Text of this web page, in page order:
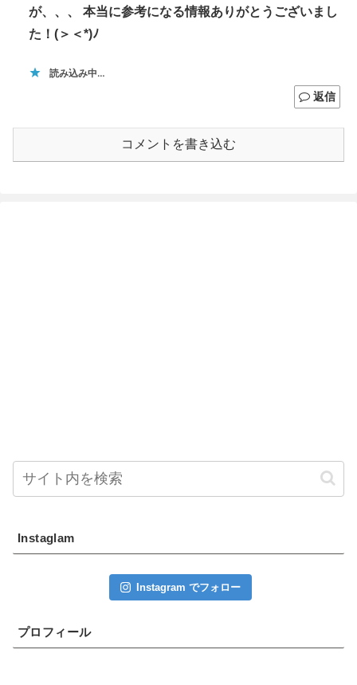
が、、、 本当に参考になる情報ありがとうございまし
た！(＞＜*)ﾉ
読み込み中…
返信
コメントを書き込む
Instaglam
Instagram でフォロー
プロフィール